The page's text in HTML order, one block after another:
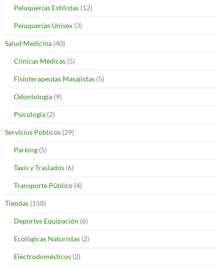
Peluquerías Estilistas (12)
Peluquerías Unisex (3)
Salud Medicina (40)
Clínicas Médicas (5)
Fisioterapeutas Masajistas (5)
Odontología (9)
Psicología (2)
Servicios Públicos (29)
Parking (5)
Taxis y Traslados (6)
Transporte Público (4)
Tiendas (158)
Deportes Equipación (6)
Ecológicas Naturistas (2)
Electrodomésticos (2)